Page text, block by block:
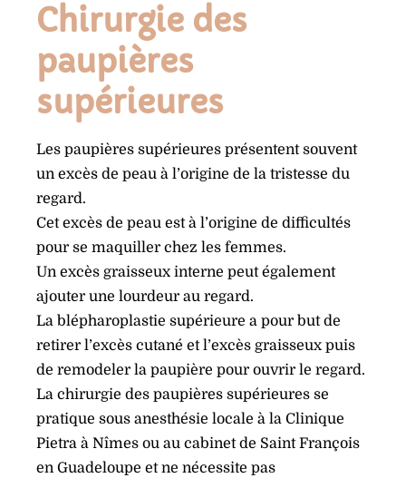
Chirurgie des
paupières
supérieures
Les paupières supérieures présentent souvent
un excès de peau à l’origine de la tristesse du
regard.
Cet excès de peau est à l’origine de difficultés
pour se maquiller chez les femmes.
Un excès graisseux interne peut également
ajouter une lourdeur au regard.
La blépharoplastie supérieure a pour but de
retirer l’excès cutané et l’excès graisseux puis
de remodeler la paupière pour ouvrir le regard.
La chirurgie des paupières supérieures se
pratique sous anesthésie locale à la Clinique
Pietra à Nîmes ou au cabinet de Saint François
en Guadeloupe et ne nécessite pas